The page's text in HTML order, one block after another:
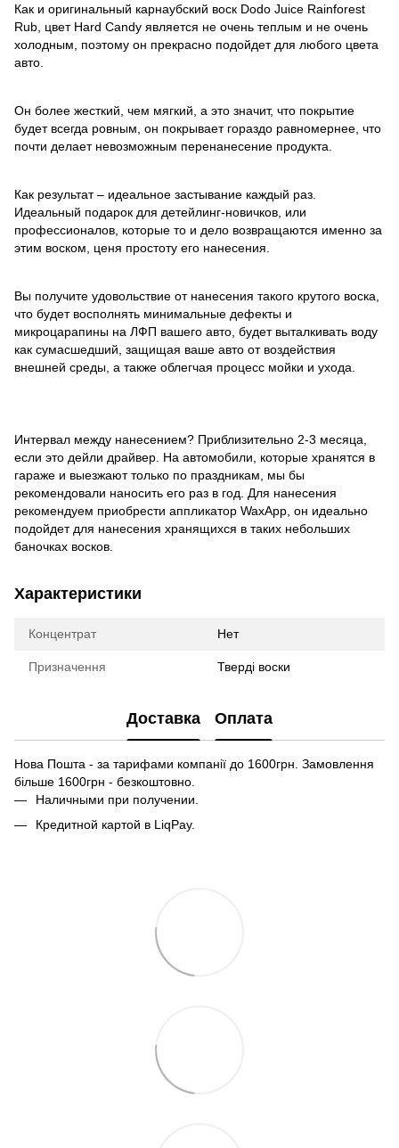
Как и оригинальный карнаубский воск Dodo Juice Rainforest
Rub, цвет Hard Candy является не очень теплым и не очень
холодным, поэтому он прекрасно подойдет для любого цвета
авто.
Он более жесткий, чем мягкий, а это значит, что покрытие
будет всегда ровным, он покрывает гораздо равномернее, что
почти делает невозможным перенанесение продукта.
Как результат – идеальное застывание каждый раз.
Идеальный подарок для детейлинг-новичков, или
профессионалов, которые то и дело возвращаются именно за
этим воском, ценя простоту его нанесения.
Вы получите удовольствие от нанесения такого крутого воска,
что будет восполнять минимальные дефекты и
микроцарапины на ЛФП вашего авто, будет выталкивать воду
как сумасшедший, защищая ваше авто от воздействия
внешней среды, а также облегчая процесс мойки и ухода.
Интервал между нанесением? Приблизительно 2-3 месяца,
если это дейли драйвер. На автомобили, которые хранятся в
гараже и выезжают только по праздникам, мы бы
рекомендовали наносить его раз в год. Для нанесения
рекомендуем приобрести аппликатор WaxApp, он идеально
подойдет для нанесения хранящихся в таких небольших
баночках восков.
Характеристики
Концентрат Нет
Призначення Тверді воски
Доставка Оплата
Нова Пошта - за тарифами компанії до 1600грн. Замовлення
більше 1600грн - безкоштовно.
Наличными при получении.
Кредитной картой в LiqPay.